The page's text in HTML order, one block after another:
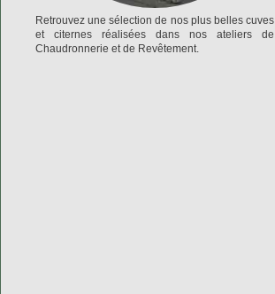
Retrouvez une sélection de nos plus belles cuves
et citernes réalisées dans nos ateliers de
Chaudronnerie et de Revêtement.